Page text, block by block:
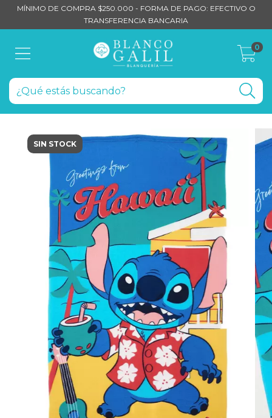
MÍNIMO DE COMPRA $250.000 - FORMA DE PAGO: EFECTIVO O
TRANSFERENCIA BANCARIA
0
SIN STOCK